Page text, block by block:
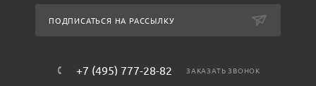
ПОДПИСАТЬСЯ НА РАССЫЛКУ
+7 (495) 777-28-82 ЗАКАЗАТЬ ЗВОНОК